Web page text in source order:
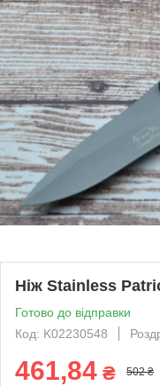
Ніж Stainless
Готово до відправки
Код: K02230548
461,84 ₴ 502 ₴